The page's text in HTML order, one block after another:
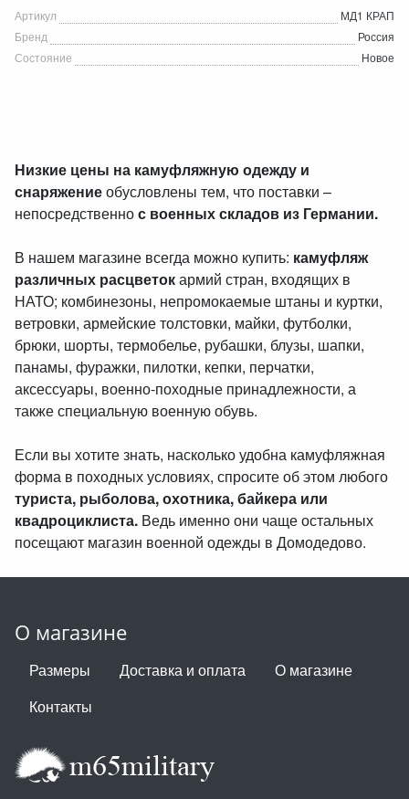
Артикул
МД1 КРАП
Бренд
Россия
Состояние
Новое
Низкие цены на камуфляжную одежду и
снаряжениеобусловлены тем, что поставки –
непосредственнос военных складов из Германии.
В нашем магазине всегда можно купить: камуфляж
различных расцветокармий стран, входящих в
НАТО; комбинезоны, непромокаемые штаны и куртки,
ветровки, армейские толстовки, майки, футболки,
брюки, шорты, термобелье, рубашки, блузы, шапки,
панамы, фуражки, пилотки, кепки, перчатки,
аксессуары, военно-походные принадлежности, а
также специальную военную обувь.
Если вы хотите знать, насколько удобна камуфляжная
форма в походных условиях, спросите об этом любого
туриста, рыболова, охотника, байкера или
квадроциклиста. Ведь именно они чаще остальных
посещают магазин военной одежды в Домодедово.
О магазине
Размеры Доставка и оплата
О магазине
Контакты